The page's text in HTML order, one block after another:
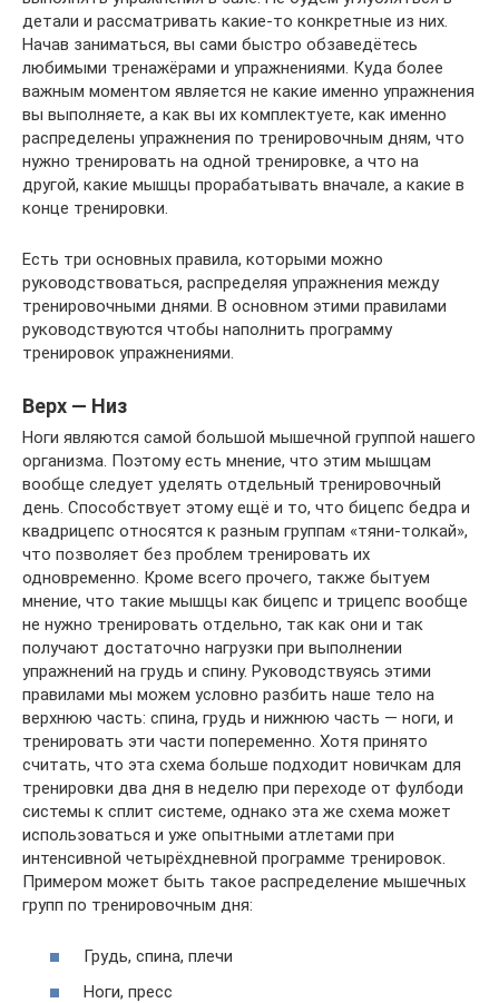
детали и рассматривать какие-то конкретные из них.
Начав заниматься, вы сами быстро обзаведётесь
любимыми тренажёрами и упражнениями. Куда более
важным моментом является не какие именно упражнения
вы выполняете, а как вы их комплектуете, как именно
распределены упражнения по тренировочным дням, что
нужно тренировать на одной тренировке, а что на
другой, какие мышцы прорабатывать вначале, а какие в
конце тренировки.
Есть три основных правила, которыми можно
руководствоваться, распределяя упражнения между
тренировочными днями. В основном этими правилами
руководствуются чтобы наполнить программу
тренировок упражнениями.
Верх — Низ
Ноги являются самой большой мышечной группой нашего
организма. Поэтому есть мнение, что этим мышцам
вообще следует уделять отдельный тренировочный
день. Способствует этому ещё и то, что бицепс бедра и
квадрицепс относятся к разным группам «тяни-толкай»,
что позволяет без проблем тренировать их
одновременно. Кроме всего прочего, также бытуем
мнение, что такие мышцы как бицепс и трицепс вообще
не нужно тренировать отдельно, так как они и так
получают достаточно нагрузки при выполнении
упражнений на грудь и спину. Руководствуясь этими
правилами мы можем условно разбить наше тело на
верхнюю часть: спина, грудь и нижнюю часть — ноги, и
тренировать эти части попеременно. Хотя принято
считать, что эта схема больше подходит новичкам для
тренировки два дня в неделю при переходе от фулбоди
системы к сплит системе, однако эта же схема может
использоваться и уже опытными атлетами при
интенсивной четырёхдневной программе тренировок.
Примером может быть такое распределение мышечных
групп по тренировочным дня:
Грудь, спина, плечи
Ноги, пресс